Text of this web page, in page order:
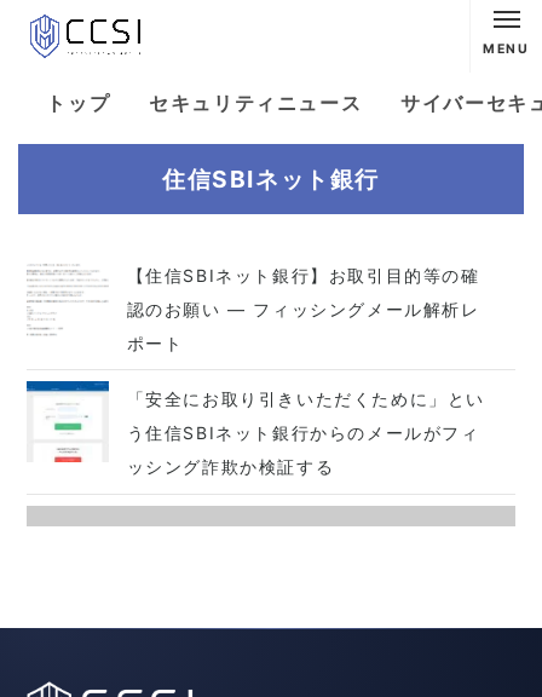
MENU
トップ セキュリティニュース サイバーセキ
住信SBIネット銀行
【住信SBIネット銀行】お取引目的等の確
認のお願い ― フィッシングメール解析レ
ポート
「安全にお取り引きいただくために」とい
う住信SBIネット銀行からのメールがフィ
ッシング詐欺か検証する